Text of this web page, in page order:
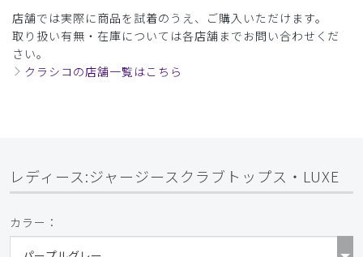
年齢: 30代 身長:151-155cm 体重:46-50kg
着やすくて動きやすい、自宅の洗濯機で洗ってもしわになり
にくい、ほこりが付きにくいから使いやすい。
​1 ​2 ​3 ​4 ​5 ​6
​7 ​8 ​9
店舗では実際に商品を試着のうえ、ご購入いただけます。
取り扱い有無・在庫については各店舗までお問い合わせくだ
さい。
クラシコの店舗一覧はこちら
レディース:ジャージースクラブトップス・LUXE
カラー：